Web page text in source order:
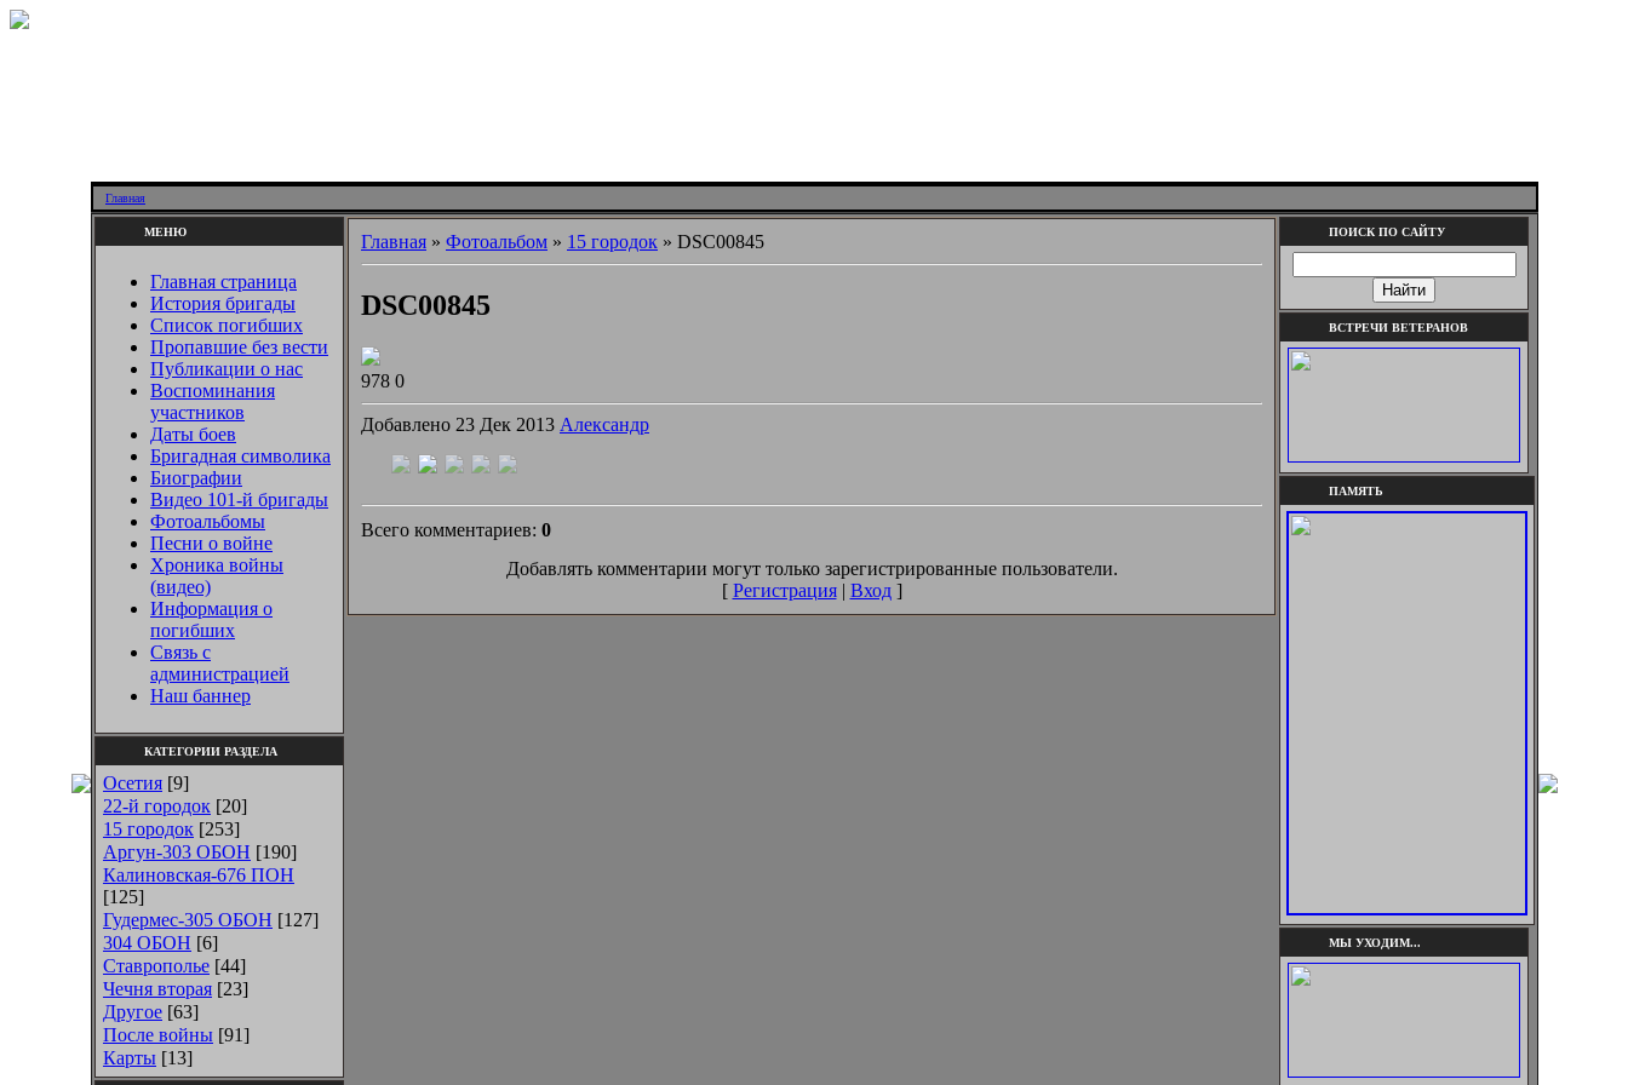
Главная
МЕНЮ
Главная страница
История бригады
Список погибших
Пропавшие без вести
Публикации о нас
Воспоминания
участников
Даты боев
Бригадная символика
Биографии
Видео 101-й бригады
Фотоальбомы
Песни о войне
Хроника войны
(видео)
Информация о
погибших
Связь с
администрацией
Наш баннер
КАТЕГОРИИ РАЗДЕЛА
Осетия [9]
22-й городок [20]
15 городок [253]
Аргун-303 ОБОН [190]
Калиновская-676 ПОН
[125]
Гудермес-305 ОБОН [127]
304 ОБОН [6]
Ставрополье [44]
Чечня вторая [23]
Другое [63]
После войны [91]
Карты [13]
Главная » Фотоальбом » 15 городок » DSC00845
DSC00845
978 0
Добавлено 23 Дек 2013 Александр
Всего комментариев: 0
Добавлять комментарии могут только зарегистрированные пользователи.
[ Регистрация| Вход]
ПОИСК ПО САЙТУ
ВСТРЕЧИ ВЕТЕРАНОВ
ПАМЯТЬ
МЫ УХОДИМ...